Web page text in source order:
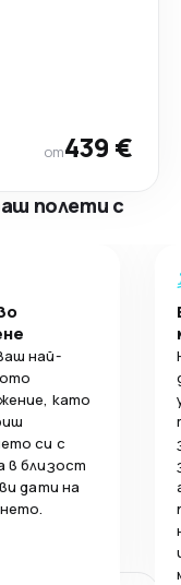
от439 €
полети с
най-
като
си с
в близост
дати на